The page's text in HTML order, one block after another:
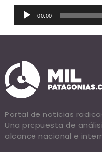
Reproductor
00:00
Portal de noticias
Una propuesta de
alcance nacional e